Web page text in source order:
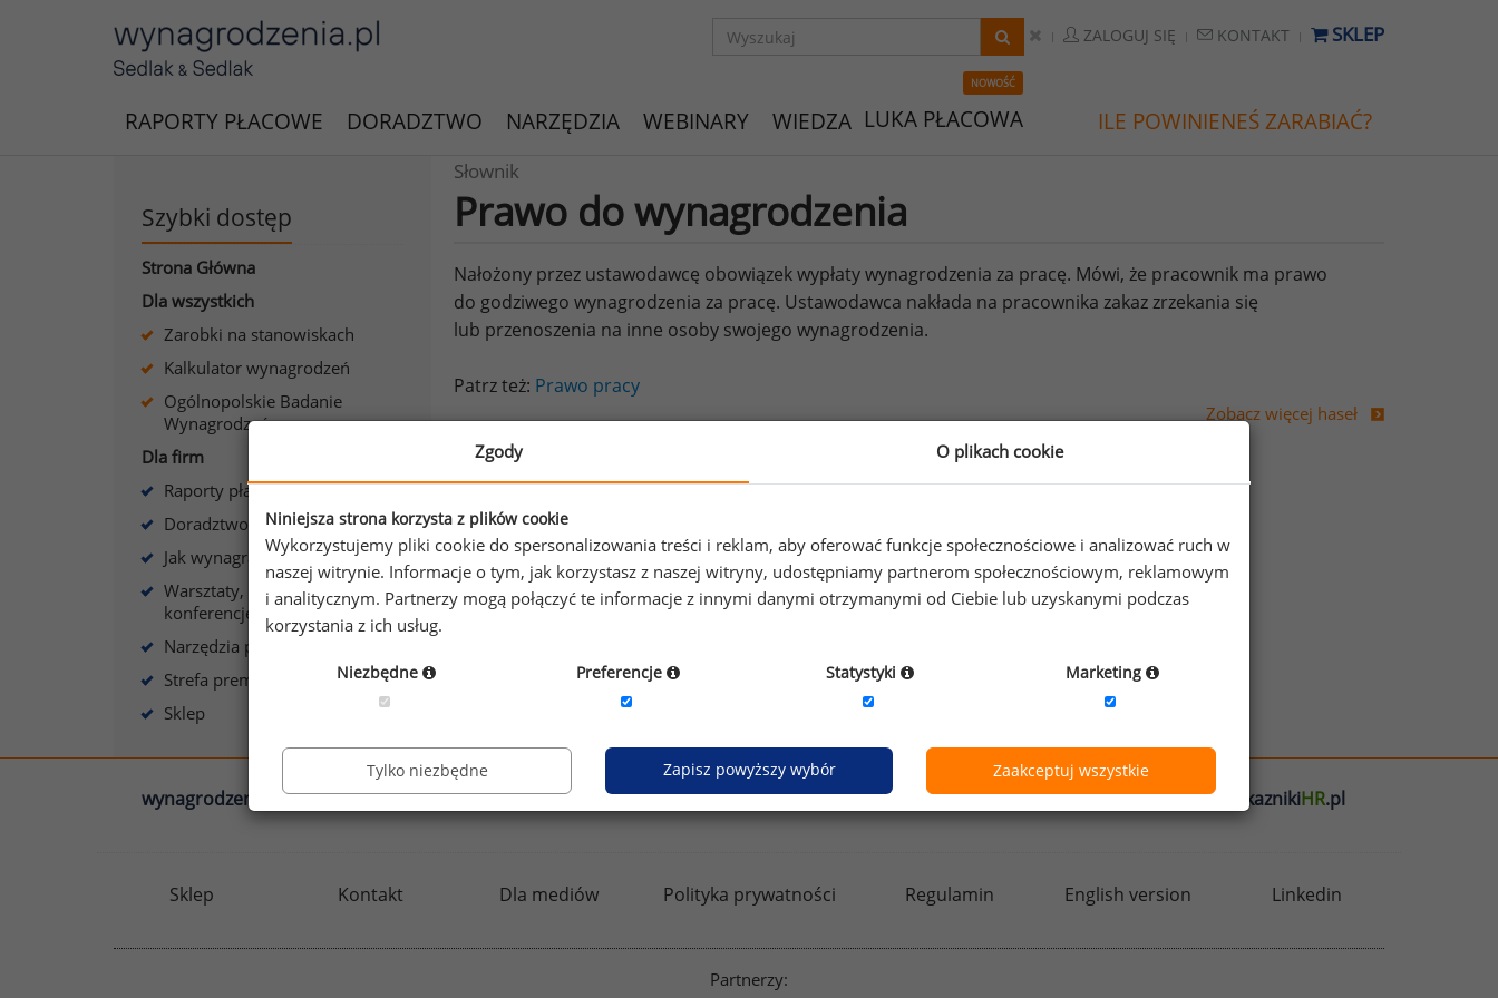
ZALOGUJ SIĘ KONTAKT SKLEP
RAPORTY PŁACOWE DORADZTWO NARZĘDZIA WEBINARY WIEDZA
NOWOŚĆ
LUKA PŁACOWA ILE POWINIENEŚ ZARABIAĆ?
Szybki dostęp
Strona Główna
Dla wszystkich
Zarobki na stanowiskach
Kalkulator wynagrodzeń
Ogólnopolskie Badanie
Wynagrodzeń
Dla firm
Raporty płacowe dla firm
Doradztwo płacowe
Jak wynagradzać?
Warsztaty, szkolenia,
konferencje
Narzędzia płacowe
Strefa premium
Sklep
Słownik
Prawo do wynagrodzenia
Nałożony przez ustawodawcę obowiązek wypłaty wynagrodzenia za pracę. Mówi, że pracownik ma prawo
do godziwego wynagrodzenia za pracę. Ustawodawca nakłada na pracownika zakaz zrzekania się
lub przenoszenia na inne osoby swojego wynagrodzenia.
Patrz też: Prawo pracy
Zobacz więcej haseł
wynagrodzenia.pl sedlak.pl kfw.sedlak.pl rynekpracy.pl raportyplacowe.pl badaniaHR.pl wskaznikiHR.pl
Sklep Kontakt Dla mediów Polityka prywatności Regulamin English version Linkedin
Partnerzy:
Zgody O plikach cookie
Niniejsza strona korzysta z plików cookie
Wykorzystujemy pliki cookie do spersonalizowania treści i reklam, aby oferować funkcje społecznościowe i analizować ruch w
naszej witrynie. Informacje o tym, jak korzystasz z naszej witryny, udostępniamy partnerom społecznościowym, reklamowym
i analitycznym. Partnerzy mogą połączyć te informacje z innymi danymi otrzymanymi od Ciebie lub uzyskanymi podczas
korzystania z ich usług.
Niezbędne Preferencje Statystyki Marketing
Tylko niezbędne Zapisz powyższy wybór Zaakceptuj wszystkie